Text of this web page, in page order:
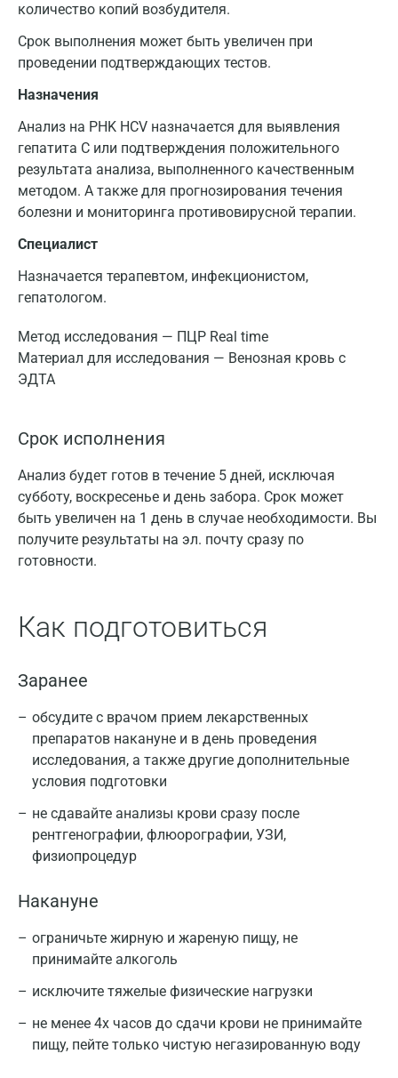
количество копий возбудителя.
Срок выполнения может быть увеличен при
проведении подтверждающих тестов.
Назначения
Анализ на PHK HCV назначается для выявления
гепатита С или подтверждения положительного
результата анализа, выполненного качественным
методом. А также для прогнозирования течения
болезни и мониторинга противовирусной терапии.
Специалист
Назначается терапевтом, инфекционистом,
гепатологом.
Метод исследования — ПЦР Real time
Материал для исследования — Венозная кровь с
ЭДТА
Срок исполнения
Анализ будет готов в течение 5 дней, исключая
субботу, воскресенье и день забора. Срок может
быть увеличен на 1 день в случае необходимости. Вы
получите результаты на эл. почту сразу по
готовности.
Как подготовиться
Заранее
обсудите с врачом прием лекарственных
препаратов накануне и в день проведения
исследования, а также другие дополнительные
условия подготовки
не сдавайте анализы крови сразу после
рентгенографии, флюорографии, УЗИ,
физиопроцедур
Накануне
ограничьте жирную и жареную пищу, не
принимайте алкоголь
исключите тяжелые физические нагрузки
не менее 4х часов до сдачи крови не принимайте
пищу, пейте только чистую негазированную воду